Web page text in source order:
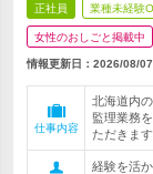
正社員 業種未経験
女性のおしごと掲載中
情報更新日：2026/08/07
仕事内容
北海道内
監理業務
ただきます
経験を活